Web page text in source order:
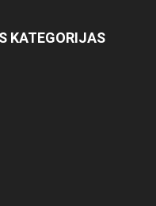
KATEGORIJAS